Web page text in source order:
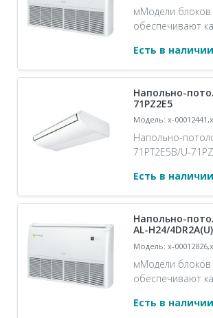
мМодели блоков
обеспечивают
Есть в наличии
Напольно-
71PZ2E5
Модель: x-
Напольно-
71PT2E5B/U-
Есть в наличии
Напольно-
AL-H24/4DR2A(U)
Модель: x-
мМодели блоков
обеспечивают
Есть в наличии